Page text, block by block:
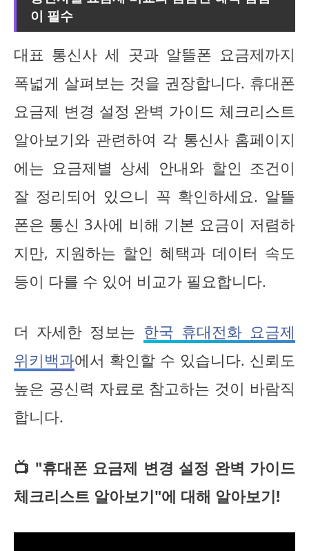
이 필수
대표 통신사 세 곳과 알뜰폰 요금제까지
폭넓게 살펴보는 것을 권장합니다. 휴대폰
요금제 변경 설정 완벽 가이드 체크리스트
알아보기와 관련하여 각 통신사 홈페이지
에는 요금제별 상세 안내와 할인 조건이
잘 정리되어 있으니 꼭 확인하세요. 알뜰
폰은 통신 3사에 비해 기본 요금이 저렴하
지만, 지원하는 할인 혜택과 데이터 속도
등이 다를 수 있어 비교가 필요합니다.
더 자세한 정보는 한국 휴대전화 요금제
위키백과에서 확인할 수 있습니다. 신뢰도
높은 공신력 자료로 참고하는 것이 바람직
합니다.
📺 "휴대폰 요금제 변경 설정 완벽 가이드
체크리스트 알아보기"에 대해 알아보기!